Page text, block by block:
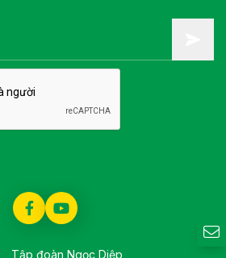
Tập đoàn Ngọc Diệp